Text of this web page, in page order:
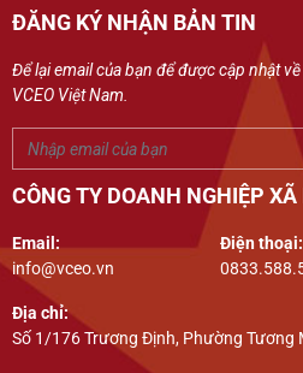
ĐĂNG KÝ NHẬN BẢN TIN
Để lại email của bạn để được cập nhật
VCEO Việt Nam.
CÔNG TY DOANH NGHIỆP XÃ
Email:
info@vceo.vn
Điện thoại:
Địa chỉ:
Số 1/176 Trương Định, Phường Tương